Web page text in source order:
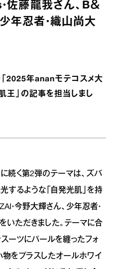
佐藤龍我さん、B＆
年忍者・織山尚大
2025年ananモテコスメ大
王」の記事を担当しまし
続く第2弾のテーマは、ズバ
するような「自発光肌」を持
・今野大輝さん、少年忍者・
いただきました。テーマに合
ーツにパールを纏ったフォ
をプラスしたオールホワイ